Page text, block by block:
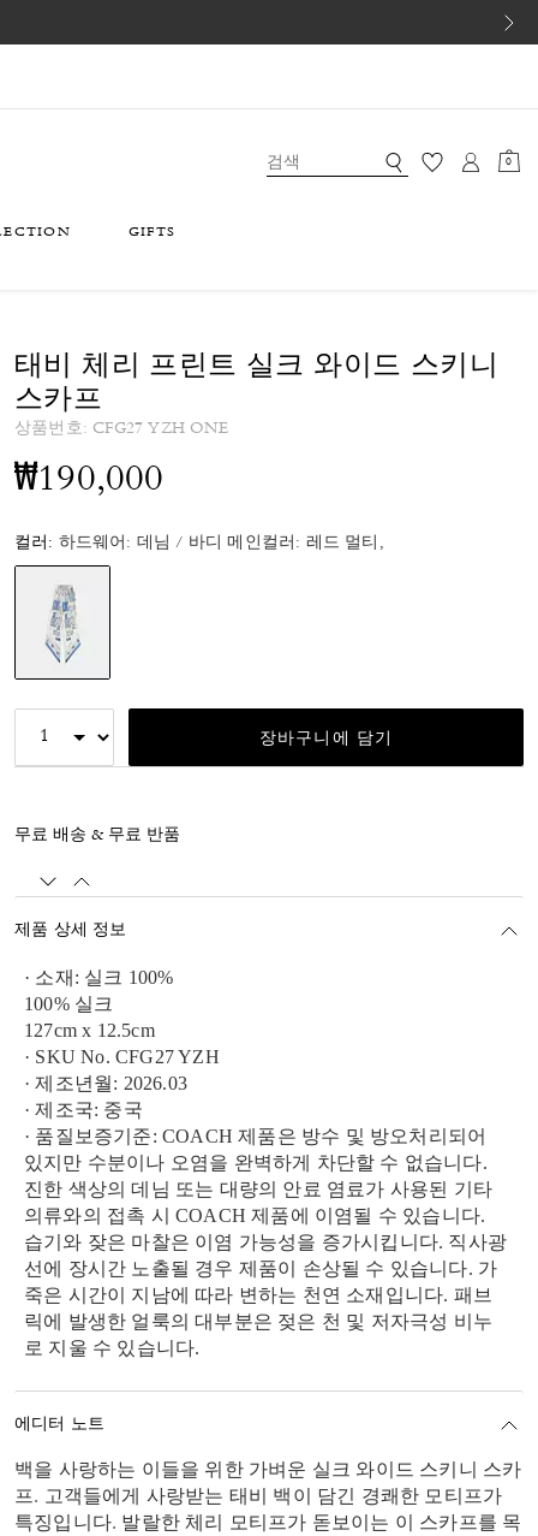
0
GIFTS
태비 체리 프린트 실크 와이드 스키니
스카프
상품번호: CFG27 YZH ONE
₩190,000
컬러: 하드웨어: 데님 / 바디 메인컬러: 레드 멀티,
장바구니에 담기
무료 배송 & 무료 반품
제품 상세 정보
· 소재: 실크 100%
100% 실크
127cm x 12.5cm
· SKU No. CFG27 YZH
· 제조년월: 2026.03
· 제조국: 중국
· 품질보증기준: COACH 제품은 방수 및 방오처리되어
있지만 수분이나 오염을 완벽하게 차단할 수 없습니다.
진한 색상의 데님 또는 대량의 안료 염료가 사용된 기타
의류와의 접촉 시 COACH 제품에 이염될 수 있습니다.
습기와 잦은 마찰은 이염 가능성을 증가시킵니다. 직사광
선에 장시간 노출될 경우 제품이 손상될 수 있습니다. 가
죽은 시간이 지남에 따라 변하는 천연 소재입니다. 패브
릭에 발생한 얼룩의 대부분은 젖은 천 및 저자극성 비누
로 지울 수 있습니다.
에디터 노트
백을 사랑하는 이들을 위한 가벼운 실크 와이드 스키니 스카
프. 고객들에게 사랑받는 태비 백이 담긴 경쾌한 모티프가
특징입니다. 발랄한 체리 모티프가 돋보이는 이 스카프를 목